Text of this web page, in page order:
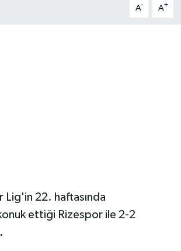
A- A+
Lig'in 22. haftasında
ettiği Rizespor ile 2-2